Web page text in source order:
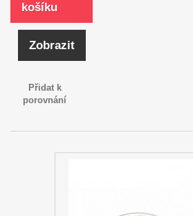
košíku
Zobrazit
Přidat k
porovnání